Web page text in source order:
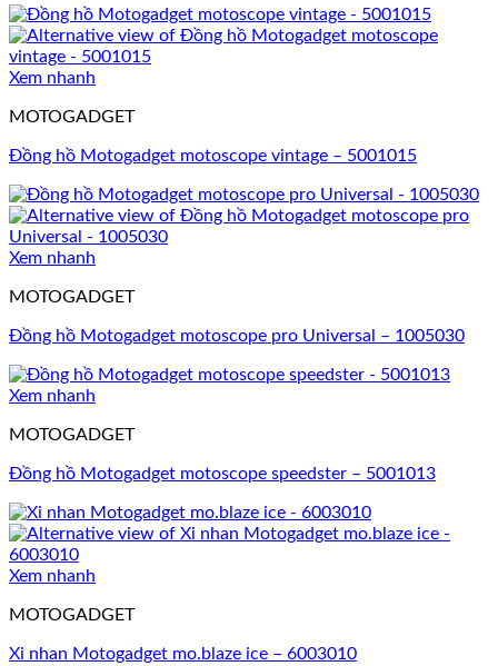
Xem nhanh
MOTOGADGET
Đồng hồ Motogadget motoscope vintage – 5001015
Xem nhanh
MOTOGADGET
Đồng hồ Motogadget motoscope pro Universal – 1005030
Xem nhanh
MOTOGADGET
Đồng hồ Motogadget motoscope speedster – 5001013
Xem nhanh
MOTOGADGET
Xi nhan Motogadget mo.blaze ice – 6003010